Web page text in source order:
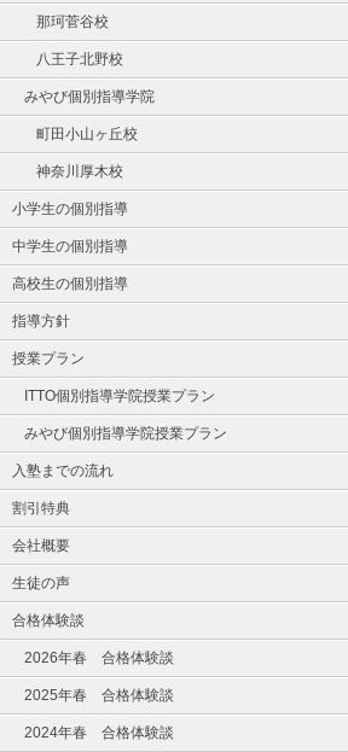
那珂菅谷校
八王子北野校
みやび個別指導学院
町田小山ヶ丘校
神奈川厚木校
小学生の個別指導
中学生の個別指導
高校生の個別指導
指導方針
授業プラン
ITTO個別指導学院授業プラン
みやび個別指導学院授業プラン
入塾までの流れ
割引特典
会社概要
生徒の声
合格体験談
2026年春 合格体験談
2025年春 合格体験談
2024年春 合格体験談